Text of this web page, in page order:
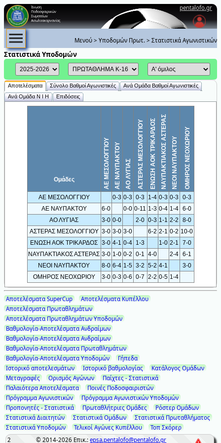
pentalofo.gr
Ένωση
Ποδοσφαιρικών
Σωματείων
Αιτωλοακαρνανίας
Μενού > Υποδομών Πρωτ. > Στατιστικά Αγωνιστικών
Στατιστικά Υποδομών
Αποτελέσματα Σύνολο Βαθμοί Αγωνιστικές
Ανά Ομάδα Βαθμοί Αγωνιστικές
Ανά Ομάδα Ν Ι Η
Επιδόσεις
Ομάδες ΑΕ ΜΕΣΟΛΟΓΓΙΟΥΑΕ ΝΑΥΠΑΚΤΟΥ ΑΟ ΛΥΓΙΑΣ ΑΣΤΕΡΑΣ ΜΕΣΟΛΟΓΓΙΟΥΕΝΩΣΗ ΑΟΚ ΤΡΙΚΑΡΔΟΣΝΑΥΠΑΚΤΙΑΚΟΣ ΑΣΤΕΡΑΣΝΕΟΙ ΝΑΥΠΑΚΤΟΥΟΜΗΡΟΣ ΝΕΟΧΩΡΙΟΥ
ΑΕ ΜΕΣΟΛΟΓΓΙΟΥ 0-3 0-3 0-3 1-4 0-3 0-3 0-3
ΑΕ ΝΑΥΠΑΚΤΟΥ
6-0 0-0 0-11 1-3 0-4 1-4 6-0
ΑΟ ΛΥΓΙΑΣ
3-0 0-0 2-0 0-3 1-1 2-2
8-0
ΑΣΤΕΡΑΣ ΜΕΣΟΛΟΓΓΙΟΥ 3-0 3-0 3-0 6-2 2-1 0-2 10-0
ΕΝΩΣΗ ΑΟΚ ΤΡΙΚΑΡΔΟΣ 3-0 4-1 0-4 1-3 1-0 2-1
7-0
ΝΑΥΠΑΚΤΙΑΚΟΣ ΑΣΤΕΡΑΣ 3-0 1-0 0-2 0-1 4-0 2-4 6-1
ΝΕΟΙ ΝΑΥΠΑΚΤΟΥ
8-0 6-4 1-5 3-2 5-2 4-1
3-0
ΟΜΗΡΟΣ ΝΕΟΧΩΡΙΟΥ
3-0 0-3 0-6 0-7 2-2 0-5 1-4
Αποτελέσματα SuperCup
Αποτελέσματα Κυπέλλου
Αποτελέσματα Πρωταθλημάτων
Αποτελέσματα Πρωταθλημάτων Υποδομών
Βαθμολογία-Αποτελέσματα Ανδραίμων
Βαθμολογία-Αποτελέσματα Ανδραίμων
Βαθμολογία-Αποτελέσματα Πρωταθλημάτων
Βαθμολογία-Αποτελέσματα Υποδομών
Γήπεδα
Ιστορικό αποτελεσμάτων
Ιστορικό βαθμολογίας
Κατάλογος Ομάδων
Μεταγραφές
Ορισμός Αγώνων
Παίχτες - Στατιστικά
Παλαιότερα Αποτελέσματα
Ποινές Ποδοσφαιριστών
Πρόγραμμα Αγωνιστικών
Πρόγραμμα Αγωνιστικών Υποδομών
Προπονητές - Στατιστικά
Πρωταθλήτριες Ομάδες
Ρόστερ Ομάδων
Στατιστικά Διαιτητών
Στατιστικά Ομάδων
Στατιστικά Πρωταθλήματος
Στατιστικά Υποδομών
Τελικοί Αγώνες Κυπέλλου
Τοπ Σκόρερ
2
© 2014-2026 Επικ.:epsa.pentalofo@pentalofo.gr